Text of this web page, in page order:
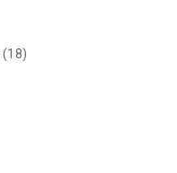
(18)